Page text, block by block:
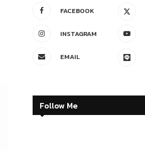
FACEBOOK
INSTAGRAM
EMAIL
Follow Me